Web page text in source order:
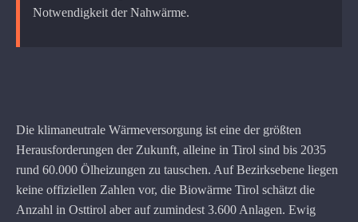
Notwendigkeit der Nahwärme.
Die klimaneutrale Wärmeversorgung ist eine der größten
Herausforderungen der Zukunft, alleine in Tirol sind bis 2035
rund 60.000 Ölheizungen zu tauschen. Auf Bezirksebene liegen
keine offiziellen Zahlen vor, die Biowärme Tirol schätzt die
Anzahl in Osttirol aber auf zumindest 3.600 Anlagen. Ewig